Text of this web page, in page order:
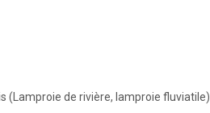
(Lamproie de rivière, lamproie fluviatile)